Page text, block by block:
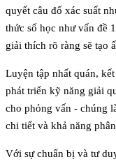
quyết câu đố xác suất
thức số học như vấn đề
giải thích rõ ràng sẽ tạo
Luyện tập nhất quán,
phát triển kỹ năng giải
cho phỏng vấn - chúng
chi tiết và khả năng
Với sự chuẩn bị và tư